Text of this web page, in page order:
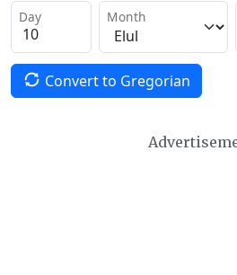
Day Month
Convert to Gregorian